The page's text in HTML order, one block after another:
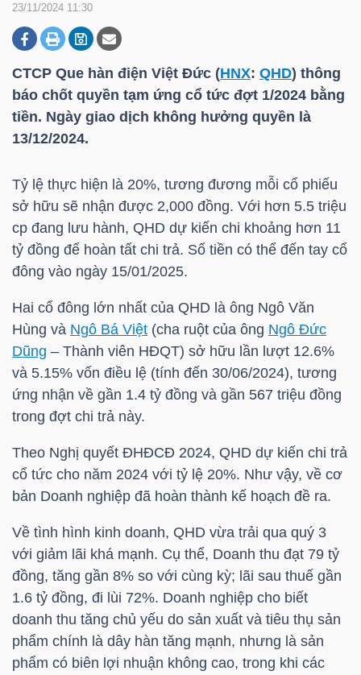
23/11/2024 11:30
CTCP Que hàn điện Việt Đức (HNX: QHD) thông
báo chốt quyền tạm ứng cổ tức đợt 1/2024 bằng
tiền. Ngày giao dịch không hưởng quyền là
13/12/2024.
Tỷ lệ thực hiện là 20%, tương đương mỗi cổ phiếu
sở hữu sẽ nhận được 2,000 đồng. Với hơn 5.5 triệu
cp đang lưu hành, QHD dự kiến chi khoảng hơn 11
tỷ đồng để hoàn tất chi trả. Số tiền có thể đến tay cổ
đông vào ngày 15/01/2025.
Hai cổ đông lớn nhất của QHD là ông Ngô Văn
Hùng và Ngô Bá Việt (cha ruột của ông Ngô Đức
Dũng – Thành viên HĐQT) sở hữu lần lượt 12.6%
và 5.15% vốn điều lệ (tính đến 30/06/2024), tương
ứng nhận về gần 1.4 tỷ đồng và gần 567 triệu đồng
trong đợt chi trả này.
Theo Nghị quyết ĐHĐCĐ 2024, QHD dự kiến chi trả
cổ tức cho năm 2024 với tỷ lệ 20%. Như vậy, về cơ
bản Doanh nghiệp đã hoàn thành kế hoạch đề ra.
Về tình hình kinh doanh, QHD vừa trải qua quý 3
với giảm lãi khá mạnh. Cụ thể, Doanh thu đạt 79 tỷ
đồng, tăng gần 8% so với cùng kỳ; lãi sau thuế gần
1.6 tỷ đồng, đi lùi 72%. Doanh nghiệp cho biết
doanh thu tăng chủ yếu do sản xuất và tiêu thụ sản
phẩm chính là dây hàn tăng mạnh, nhưng là sản
phẩm có biên lợi nhuận không cao, trong khi các
DOANH
NGHIỆP
ĐỘNG
CHÍNH
HÀNG
HÓA
THẾ
GIỚI